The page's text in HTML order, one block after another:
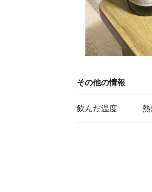
その他の情報
飲んだ温度 熱